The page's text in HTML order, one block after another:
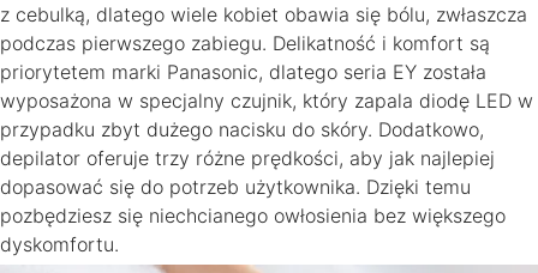
z cebulką, dlatego wiele kobiet obawia się bólu, zwłaszcza
podczas pierwszego zabiegu. Delikatność i komfort są
priorytetem marki Panasonic, dlatego seria EY została
wyposażona w specjalny czujnik, który zapala diodę LED w
przypadku zbyt dużego nacisku do skóry. Dodatkowo,
depilator oferuje trzy różne prędkości, aby jak najlepiej
dopasować się do potrzeb użytkownika. Dzięki temu
pozbędziesz się niechcianego owłosienia bez większego
dyskomfortu.